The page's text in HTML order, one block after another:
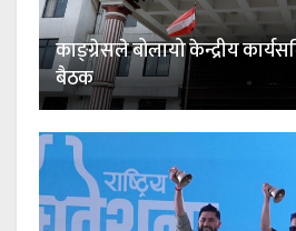
काङ्ग्रेसले बोलायो केन्द्रीय
बैठक